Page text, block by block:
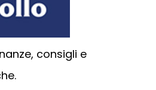
consigli e